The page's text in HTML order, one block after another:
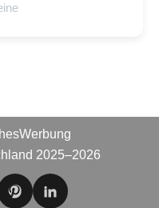
Werbung
2025–2026